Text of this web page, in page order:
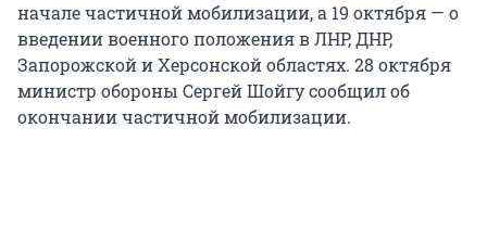
начале частичной мобилизации, а 19 октября — о
введении военного положения в ЛНР, ДНР,
Запорожской и Херсонской областях. 28 октября
министр обороны Сергей Шойгу сообщил об
окончании частичной мобилизации.